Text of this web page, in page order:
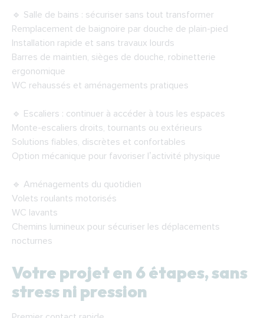
🔹 Salle de bains : sécuriser sans tout transformer
Remplacement de baignoire par douche de plain-pied
Installation rapide et sans travaux lourds
Barres de maintien, sièges de douche, robinetterie
ergonomique
WC rehaussés et aménagements pratiques
🔹 Escaliers : continuer à accéder à tous les espaces
Monte-escaliers droits, tournants ou extérieurs
Solutions fiables, discrètes et confortables
Option mécanique pour favoriser l’activité physique
🔹 Aménagements du quotidien
Volets roulants motorisés
WC lavants
Chemins lumineux pour sécuriser les déplacements
nocturnes
Votre projet en 6 étapes, sans
stress ni pression